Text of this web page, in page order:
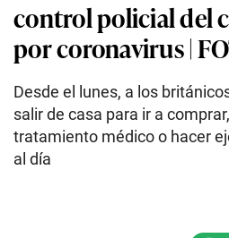
control policial del
por coronavirus |
Desde el lunes, a los
salir de casa para ir a
tratamiento médico o hacer
al día